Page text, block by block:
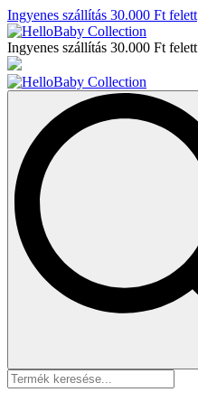
Ingyenes szállítás 30.000 Ft felett
Ingyenes szállítás 30.000 Ft felett